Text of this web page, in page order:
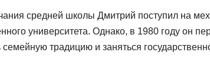
средней школы Дмитрий поступил на
университета. Однако, в 1980 году он
традицию и заняться